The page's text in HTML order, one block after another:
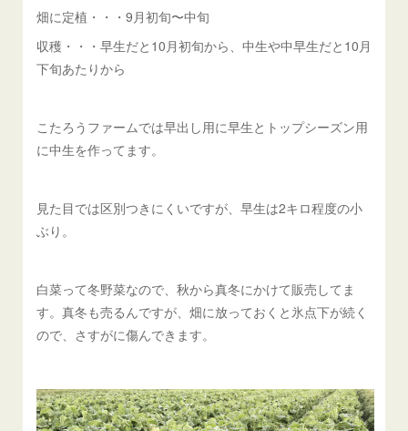
畑に定植・・・9月初旬〜中旬
収穫・・・早生だと10月初旬から、中生や中早生だと10月
下旬あたりから
こたろうファームでは早出し用に早生とトップシーズン用
に中生を作ってます。
見た目では区別つきにくいですが、早生は2キロ程度の小
ぶり。
白菜って冬野菜なので、秋から真冬にかけて販売してま
す。真冬も売るんですが、畑に放っておくと氷点下が続く
ので、さすがに傷んできます。